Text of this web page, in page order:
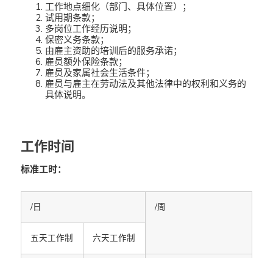
工作地点细化（部门、具体位置）；
试用期条款；
多岗位工作经历说明；
保密义务条款；
由雇主资助的培训后的服务承诺；
雇员额外保险条款；
雇员及家属社会生活条件；
雇员与雇主在劳动法及其他法律中的权利和义务的
具体说明。
工作时间
标准工时：
/日 /周
五天工作制 六天工作制